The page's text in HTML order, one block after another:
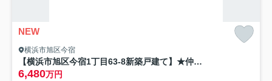
NEW
横浜市旭区今宿
【横浜市旭区今宿1丁目63-8新築戸建て】★仲介手数料無料★（中沢小学校・旭中学校）
6,480万円